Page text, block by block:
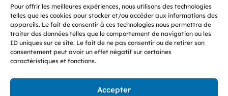
Pour offrir les meilleures expériences, nous utilisons des technologies
telles que les cookies pour stocker et/ou accéder aux informations des
appareils. Le fait de consentir à ces technologies nous permettra de
traiter des données telles que le comportement de navigation ou les
ID uniques sur ce site. Le fait de ne pas consentir ou de retirer son
consentement peut avoir un effet négatif sur certaines
caractéristiques et fonctions.
Accepter
Rue Glesener 21
1631 Luxembourg
Luxembourg
Tél: +352 27 86 68 14